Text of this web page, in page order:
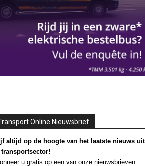
Online Nieuwsbrief
altijd op de hoogte van het laatste nieuws uit
transportsector!
u gratis op een van onze nieuwsbrieven: